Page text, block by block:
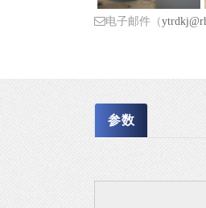
电子邮件（
参数